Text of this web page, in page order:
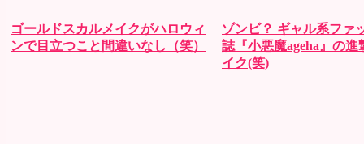
ゴールドスカルメイクがハロウィ
ンで目立つこと間違いなし（笑）
ゾンビ？ ギャル系ファ
誌『小悪魔ageha』の進
イク(笑)